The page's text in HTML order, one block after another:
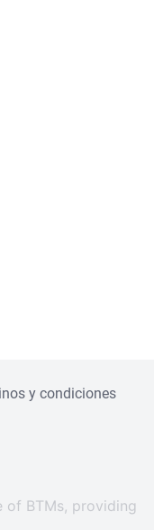
y condiciones
BTMs, providing